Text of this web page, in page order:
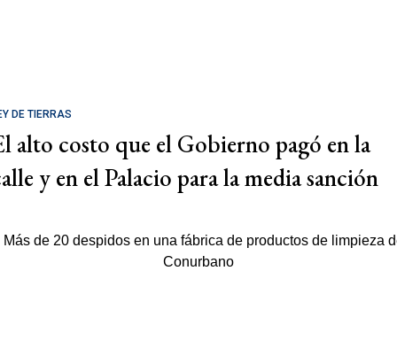
DE TIERRAS
alto costo que el Gobierno pagó en la
y en el Palacio para la media sanción